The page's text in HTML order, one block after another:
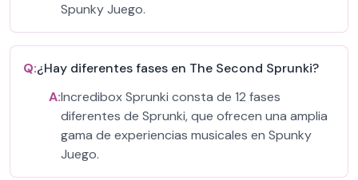
Spunky Juego.
Q:¿Hay diferentes fases en The Second Sprunki?
A:Incredibox Sprunki consta de 12 fases
diferentes de Sprunki, que ofrecen una amplia
gama de experiencias musicales en Spunky
Juego.